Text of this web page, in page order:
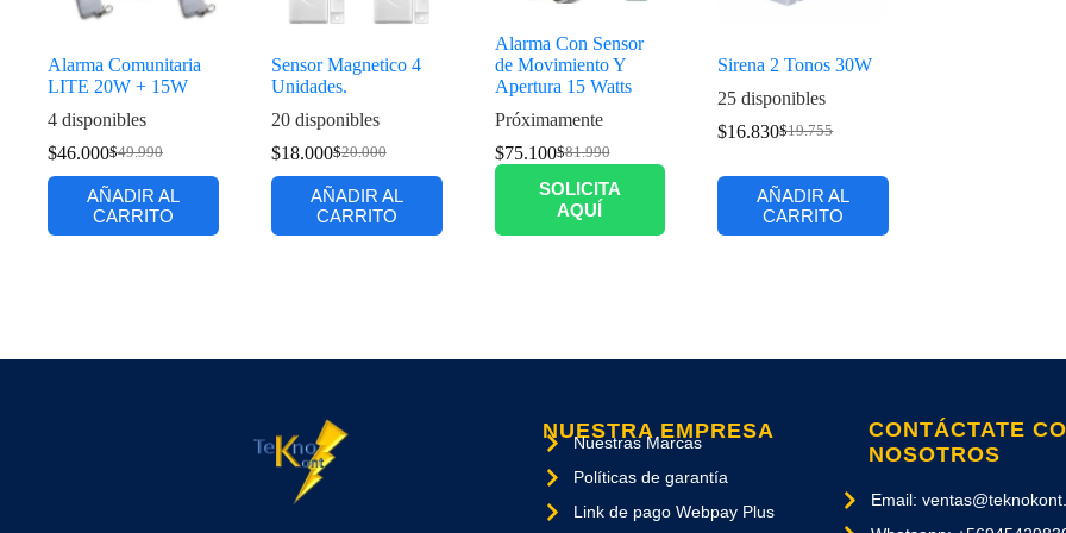
Alarma Comunitaria
LITE 20W + 15W
4 disponibles
$49.990
$46.000
AÑADIR AL
CARRITO
Sensor Magnetico 4
Unidades.
20 disponibles
$20.000
$18.000
AÑADIR AL
CARRITO
Alarma Con Sensor
de Movimiento Y
Apertura 15 Watts
Próximamente
$81.990
$75.100
SOLICITA
AQUÍ
Sirena 2 Tonos 30W
25 disponibles
$19.755
$16.830
AÑADIR AL
CARRITO
NUESTRA EMPRESA
Nuestras Marcas
Políticas de garantía
Link de pago Webpay Plus
CONTÁCTATE
NOSOTROS
Email: